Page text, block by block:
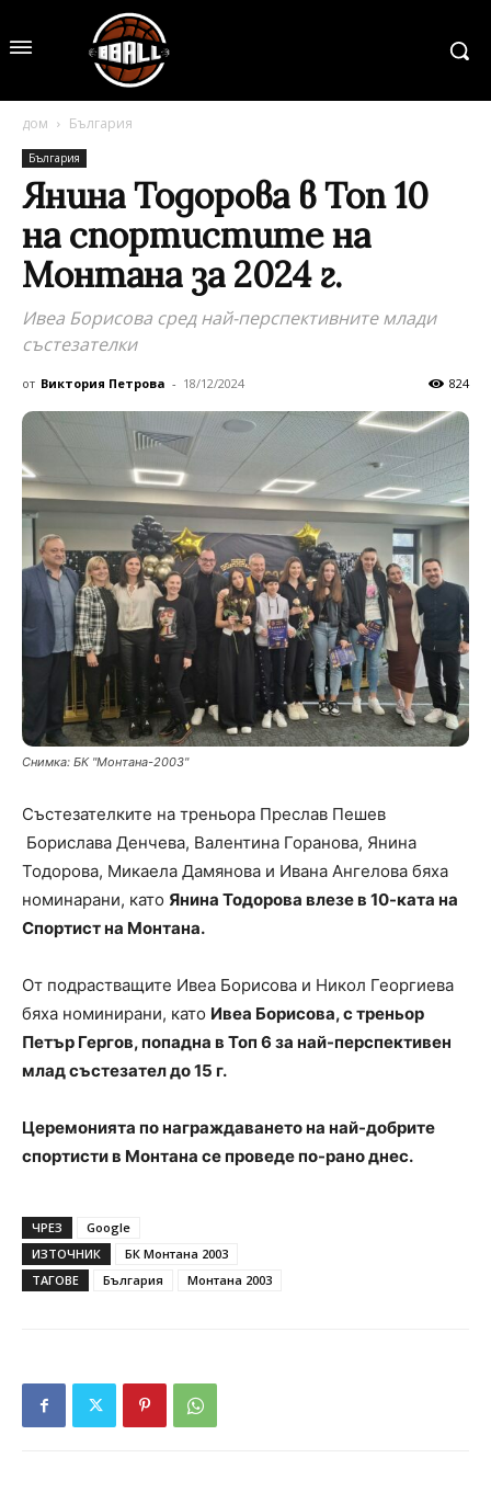
дом България
България
Янина Тодорова в Топ 10
на спортистите на
Монтана за 2024 г.
Ивеа Борисова сред най-перспективните млади
състезателки
от Виктория Петрова - 18/12/2024 824
Снимка: БК "Монтана-2003"
Състезателките на треньора Преслав Пешев
Борислава Денчева, Валентина Горанова, Янина
Тодорова, Микаела Дамянова и Ивана Ангелова бяха
номинарани, като Янина Тодорова влезе в 10-ката на
Спортист на Монтана.
От подрастващите Ивеа Борисова и Никол Георгиева
бяха номинирани, като Ивеа Борисова, с треньор
Петър Гергов, попадна в Топ 6 за най-перспективен
млад състезател до 15 г.
Церемонията по награждаването на най-добрите
спортисти в Монтана се проведе по-рано днес.
ЧРЕЗ
Google
ИЗТОЧНИК
БК Монтана 2003
ТАГОВЕ
България Монтана 2003